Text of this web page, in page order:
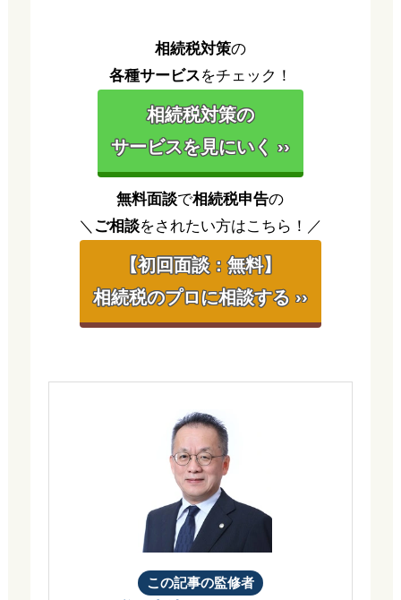
相続税対策の
各種サービスをチェック！
相続税対策の
サービスを見にいく ››
無料面談で相続税申告の
＼ ご相談をされたい方はこちら！／
【初回面談：無料】
相続税のプロに相談する ››
この記事の監修者